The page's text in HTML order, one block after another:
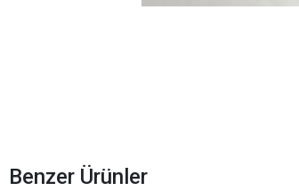
Benzer Ürünler